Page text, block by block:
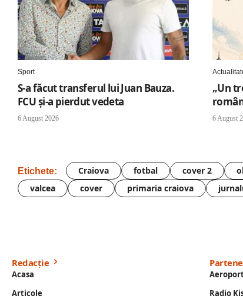
Sport
S-a făcut transferul lui Juan Bauza.
FCU și-a pierdut vedeta
6 August 2026
„Un
6 August
Etichete: Craiova fotbal cover 2
valcea
cover primaria craiova
Redacție
Acasa
Articole
Radio